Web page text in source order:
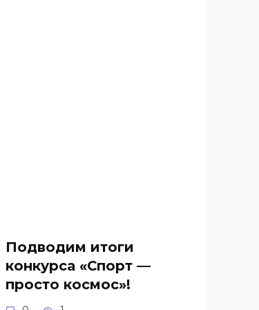
Подводим итоги
конкурса «Спорт —
просто космос»!